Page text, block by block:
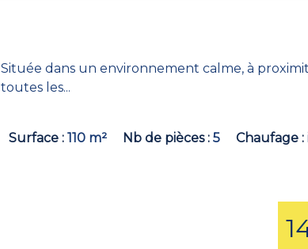
Située dans un environnement calme, à
toutes les...
Surface 110 m² Nb de pièces 5 Chaufage